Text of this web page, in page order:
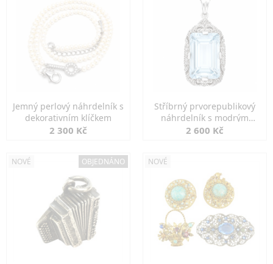
Jemný perlový náhrdelník s
dekorativním klíčkem
2 300 Kč
Stříbrný prvorepublikový
náhrdelník s modrým
spinelem
2 600 Kč
NOVÉ OBJEDNÁNO NOVÉ